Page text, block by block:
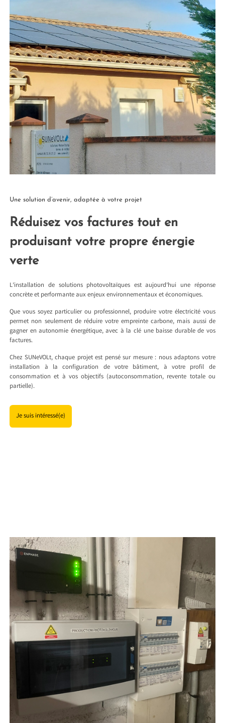
Une solution d’avenir, adaptée à votre projet
Réduisez vos factures tout en
produisant votre propre énergie
verte
L’installation de solutions photovoltaïques est aujourd’hui une réponse
concrète et performante aux enjeux environnementaux et économiques.
Que vous soyez particulier ou professionnel, produire votre électricité vous
permet non seulement de réduire votre empreinte carbone, mais aussi de
gagner en autonomie énergétique, avec à la clé une baisse durable de vos
factures.
Chez SUNeVOLt, chaque projet est pensé sur mesure : nous adaptons votre
installation à la configuration de votre bâtiment, à votre profil de
consommation et à vos objectifs (autoconsommation, revente totale ou
partielle).
Je suis intéressé(e)